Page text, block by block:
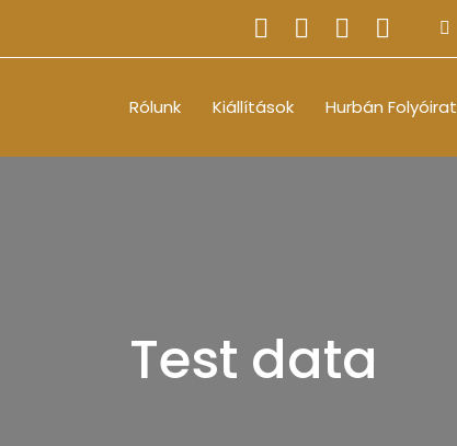
Rólunk Kiállítások Hurbán Folyóirat
Test data